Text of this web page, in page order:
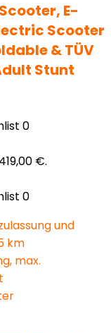
E-
Scooter
& TÜV
Stunt
0
€.
0